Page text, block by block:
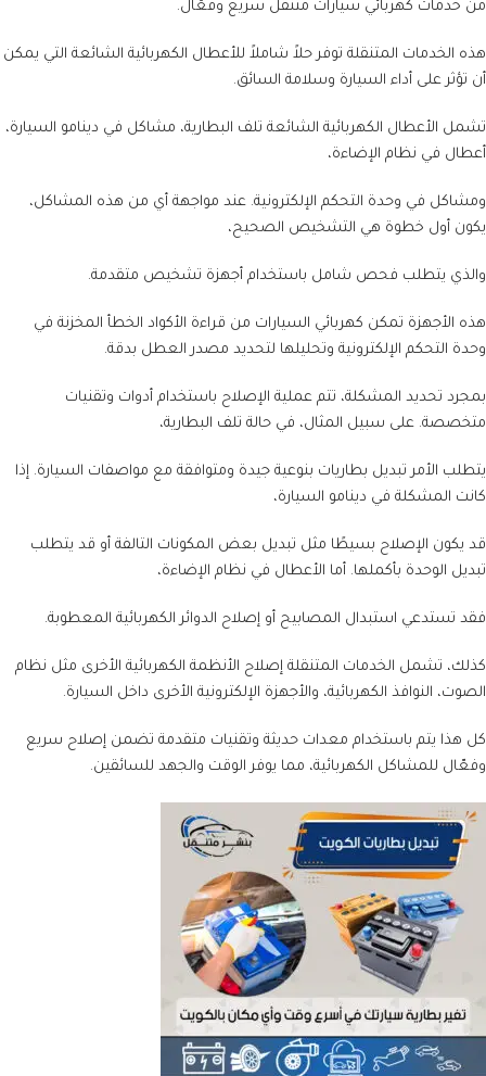
من خدمات كهربائي سيارات متنقل سريع وفعّال.
هذه الخدمات المتنقلة توفر حلاً شاملاً للأعطال الكهربائية الشائعة التي يمكن
أن تؤثر على أداء السيارة وسلامة السائق.
تشمل الأعطال الكهربائية الشائعة تلف البطارية، مشاكل في دينامو السيارة،
أعطال في نظام الإضاءة،
ومشاكل في وحدة التحكم الإلكترونية. عند مواجهة أي من هذه المشاكل،
يكون أول خطوة هي التشخيص الصحيح،
والذي يتطلب فحص شامل باستخدام أجهزة تشخيص متقدمة.
هذه الأجهزة تمكن كهربائي السيارات من قراءة الأكواد الخطأ المخزنة في
وحدة التحكم الإلكترونية وتحليلها لتحديد مصدر العطل بدقة.
بمجرد تحديد المشكلة، تتم عملية الإصلاح باستخدام أدوات وتقنيات
متخصصة. على سبيل المثال، في حالة تلف البطارية،
يتطلب الأمر تبديل بطاريات بنوعية جيدة ومتوافقة مع مواصفات السيارة. إذا
كانت المشكلة في دينامو السيارة،
قد يكون الإصلاح بسيطًا مثل تبديل بعض المكونات التالفة أو قد يتطلب
تبديل الوحدة بأكملها. أما الأعطال في نظام الإضاءة،
فقد تستدعي استبدال المصابيح أو إصلاح الدوائر الكهربائية المعطوبة.
كذلك، تشمل الخدمات المتنقلة إصلاح الأنظمة الكهربائية الأخرى مثل نظام
الصوت، النوافذ الكهربائية، والأجهزة الإلكترونية الأخرى داخل السيارة.
كل هذا يتم باستخدام معدات حديثة وتقنيات متقدمة تضمن إصلاح سريع
وفعّال للمشاكل الكهربائية، مما يوفر الوقت والجهد للسائقين.